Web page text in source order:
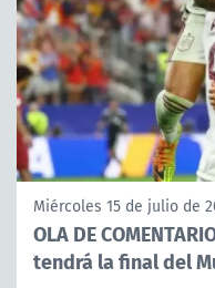
Miércoles 15 de julio de
OLA DE
tendrá la final del